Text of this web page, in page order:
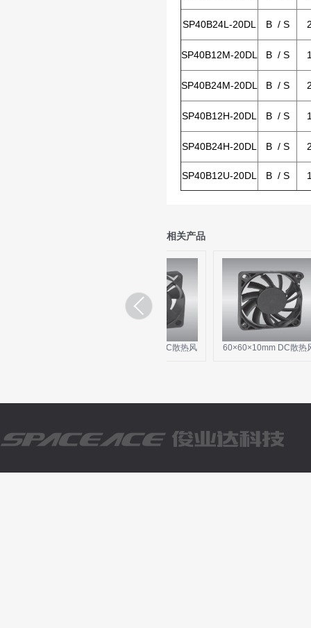
SP40B24L-20DL B / S
SP40B12M-20DL B / S
SP40B24M-20DL B / S
SP40B12H-20DL B / S
SP40B24H-20DL B / S
SP40B12U-20DL B / S
相关产品
30×30×10mm DC散热风
60×60×10mm DC散热风